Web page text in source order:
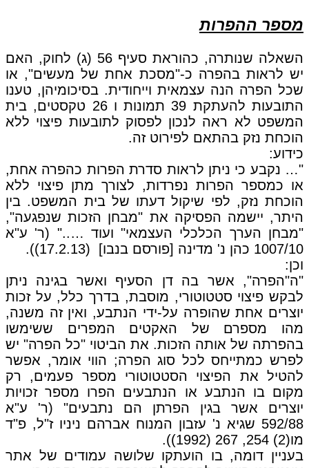
מספר ההפרות
השאלה שנותרה, כהוראת סעיף 56 (ג) לחוק, האם
יש לראות בהפרה כ-"מסכת אחת של מעשים", או
שכל הפרה הנה עצמאית וייחודית. בסיכומיהן, טענו
התובעות להעתקת 39 תמונות ו 26 טקסטים, בית
המשפט לא ראה לנכון לפסוק לתובעות פיצוי ללא
הוכחת נזק בהתאם לפירוט זה.
כידוע:
"… נקבע כי ניתן לראות סדרת הפרות כהפרה אחת,
או כמספר הפרות נפרדות, לצורך מתן פיצוי ללא
הוכחת נזק, לפי שיקול דעתו של בית המשפט. בין
היתר, יישמה הפסיקה את "מבחן הזכות שנפגעה",
"מבחן הערך הכלכלי העצמאי" ועוד ….." (ר' ע"א
1007/10 כהן נ' מדינה [פורסם בנבו] (17.2.13)).
וכן:
"ה"הפרה", אשר בה דן הסעיף ואשר בגינה ניתן
לבקש פיצוי סטטוטורי, מוסבת, בדרך כלל, על זכות
יוצרים אחת שהופרה על-ידי הנתבע, ואין זה משנה,
מהו מספרם של האקטים המפרים ששימשו
בהפרתה של אותה הזכות. את הביטוי "כל הפרה" יש
לפרש כמתייחס לכל סוג הפרה; הווי אומר, אפשר
להטיל את הפיצוי הסטטוטורי מספר פעמים, רק
מקום בו הנתבע או הנתבעים הפרו מספר זכויות
יוצרים אשר בגין הפרתן הם נתבעים" (ר' ע"א
592/88 שגיא נ' עזבון המנוח אברהם ניניו ז"ל, פ"ד
מו(2) 254, 267 (1992)).
בעניין דומה, בו הועתקו שלושה עמודים של אתר